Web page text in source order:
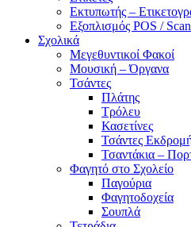
Εκτυπωτής –
Εξοπλισμός POS /
Σχολικά
Μεγεθυντικοί Φακοί
Μουσική – Όργανα
Τσάντες
Πλάτης
Τρόλευ
Κασετίνες
Τσάντες
Τσαντάκια –
Φαγητό στο Σχολείο
Παγούρια
Φαγητοδοχεία
Σουπλά